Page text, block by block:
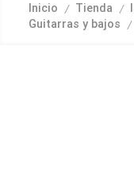
Inicio / Tienda /
Guitarras y bajos /